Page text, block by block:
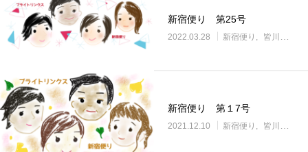
新宿便り 第25号
2022.03.28 新宿便り 皆川の記事
新宿便り 第１7号
2021.12.10 新宿便り 皆川の記事